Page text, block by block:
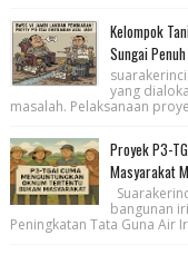
Kelompok
Sungai
yang
masalah. Pelaksanaan
Proyek P3-
Masyarakat
bangunan
Peningkatan Tata Guna Air